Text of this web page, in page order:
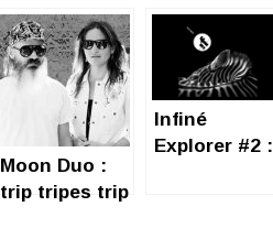
Moon Duo :
trip tripes trip
Infiné
Explorer #2 :